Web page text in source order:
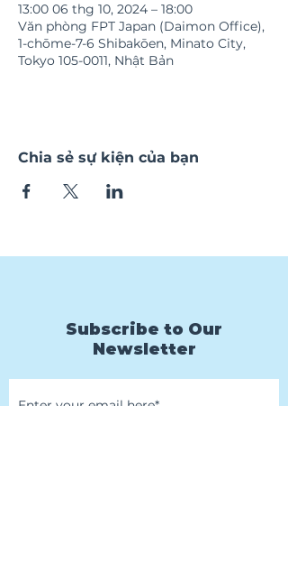
13:00 06 thg 10, 2024 – 18:00
Văn phòng FPT Japan (Daimon Office),
1-chōme-7-6 Shibakōen, Minato City,
Tokyo 105-0011, Nhật Bản
Chia sẻ sự kiện của bạn
Subscribe to Our
Newsletter